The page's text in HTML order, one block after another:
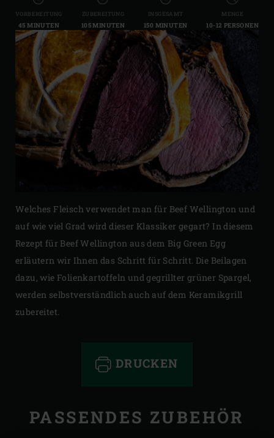
VORBEREITUNG
45 MINUTEN
ZUBEREITUNG
105 MINUTEN
INSGESAMT
150 MINUTEN
MENGE
10-12 PERSONEN
Welches Fleisch verwendet man für Beef Wellington und
auf wie viel Grad wird dieser Klassiker gegart? In diesem
Rezept für Beef Wellington aus dem Big Green Egg
erläutern wir Ihnen das Schritt für Schritt. Die Beilagen
dazu, wie Folienkartoffeln und gegrillter grüner Spargel,
werden selbstverständlich auch auf dem Keramikgrill
zubereitet.
DRUCKEN
PASSENDES ZUBEHÖR